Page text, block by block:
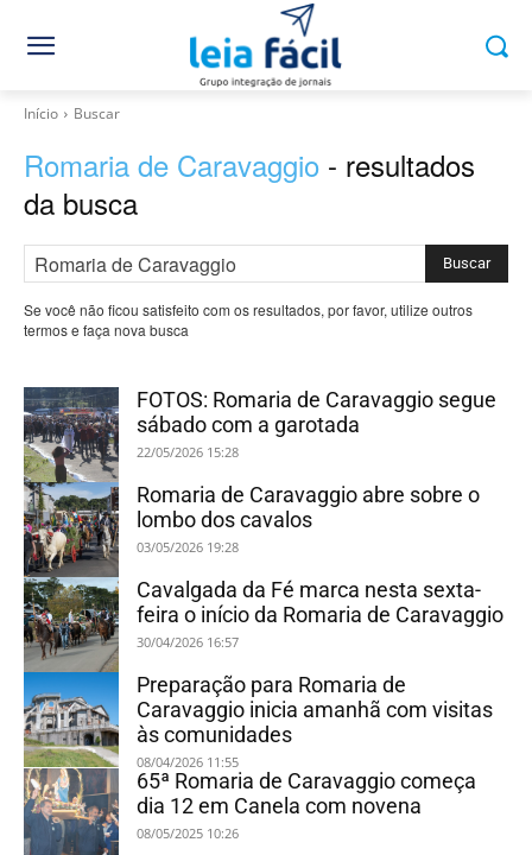
Início Buscar
Romaria de Caravaggio - resultados
da busca
Buscar
Se você não ficou satisfeito com os resultados, por favor, utilize outros
termos e faça nova busca
FOTOS: Romaria de Caravaggio segue
sábado com a garotada
22/05/2026 15:28
Romaria de Caravaggio abre sobre o
lombo dos cavalos
03/05/2026 19:28
Cavalgada da Fé marca nesta sexta-
feira o início da Romaria de Caravaggio
30/04/2026 16:57
Preparação para Romaria de
Caravaggio inicia amanhã com visitas
às comunidades
08/04/2026 11:55
65ª Romaria de Caravaggio começa
dia 12 em Canela com novena
08/05/2025 10:26